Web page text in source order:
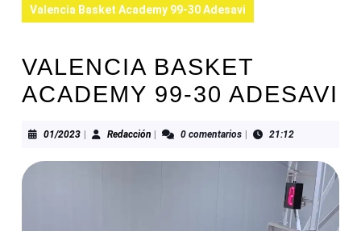
Valencia Basket Academy 99-30 Adesavi
VALENCIA BASKET
ACADEMY 99-30 ADESAVI
01/202301/2023RedacciónRedacción0 comentarios 21:12